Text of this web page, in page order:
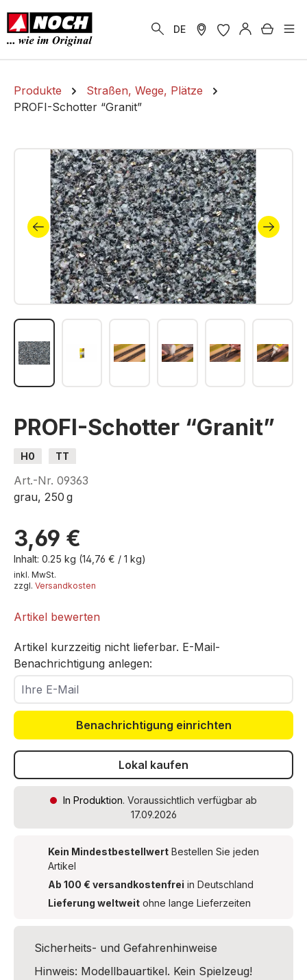
springen
DE
Produkte
Straßen, Wege, Plätze
PROFI-Schotter “Granit”
Bildergalerie überspringen
PROFI-Schotter “Granit”
H0 TT
Art.-Nr. 09363
grau, 250 g
3,69 €
Inhalt: 0.25 kg (14,76 € / 1 kg)
inkl. MwSt.
zzgl. Versandkosten
Artikel bewerten
Artikel kurzzeitig nicht lieferbar. E-Mail-
Benachrichtigung anlegen:
Ihre E-Mail
Benachrichtigung einrichten
Lokal kaufen
In Produktion. Voraussichtlich verfügbar ab
17.09.2026
Kein Mindestbestellwert Bestellen Sie jeden
Artikel
Ab 100 € versandkostenfrei in Deutschland
Lieferung weltweit ohne lange Lieferzeiten
Sicherheits- und Gefahrenhinweise
Hinweis: Modellbauartikel. Kein Spielzeug!